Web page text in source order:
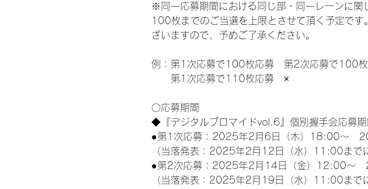
※同一応募期間における同じ部・同一レーンに
100枚までのご当選を上限とさせて頂く予定で
ざいますので、予めご了承ください。
例：第1次応募で100枚応募　第2次応募で100
第1次応募で110枚応募　×
〇応募期間
◆『デジタルブロマイドvol.6』個別握手会応募期
●第1次応募：2025年2月6日（木）18:00～　
（当落発表：2025年2月12日（水）11:00まで
●第2次応募：2025年2月14日（金）12:00～
（当落発表：2025年2月19日（水）11:00まで